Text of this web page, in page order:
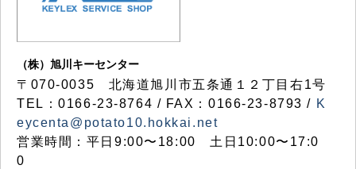
（株）旭川キーセンター
〒070-0035 北海道旭川市五条通１２丁目右1号
TEL：0166-23-8764 / FAX：0166-23-8793 / K
eycenta@potato10.hokkai.net
営業時間：平日9:00〜18:00 土日10:00〜17:0
0